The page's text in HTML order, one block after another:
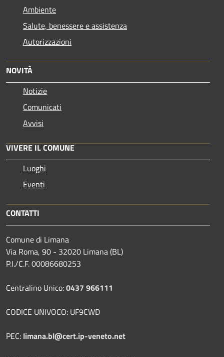
Ambiente
Salute, benessere e assistenza
Autorizzazioni
NOVITÀ
Notizie
Comunicati
Avvisi
VIVERE IL COMUNE
Luoghi
Eventi
CONTATTI
Comune di Limana
Via Roma, 90 - 32020 Limana (BL)
P.I./C.F. 00086680253
Centralino Unico:0437 966111
CODICE UNIVOCO: UF9CWD
PEC: limana.bl@cert.ip-veneto.net